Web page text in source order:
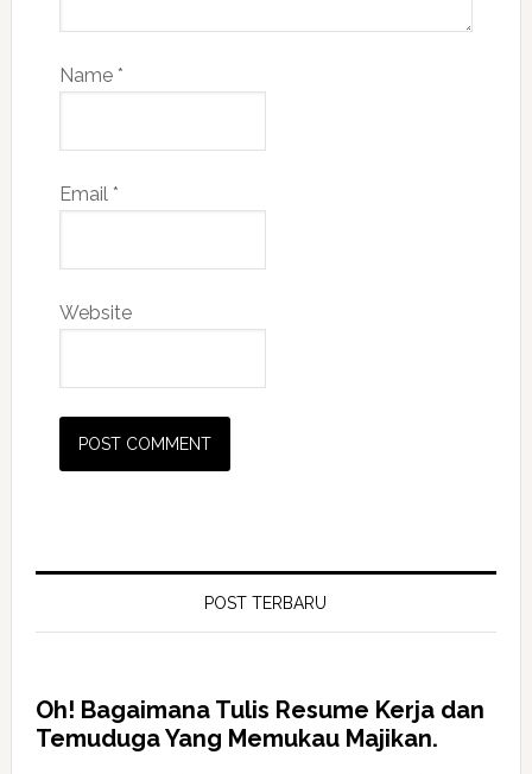
Name *
Email *
Website
POST TERBARU
Oh! Bagaimana Tulis Resume Kerja dan
Temuduga Yang Memukau Majikan.